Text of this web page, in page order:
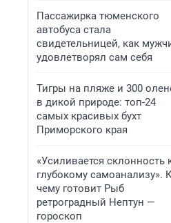
Пассажирка тюменского
автобуса стала
свидетельницей, как
удовлетворял сам себя
Тигры на пляже и 300
в дикой природе: топ-24
самых красивых бухт
Приморского края
«Усиливается склонность
глубокому самоанализу».
чему готовит Рыб
ретроградный Нептун —
гороскоп